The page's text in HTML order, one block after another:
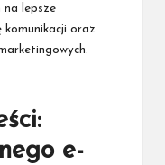
na lepsze
komunikacji oraz
e-